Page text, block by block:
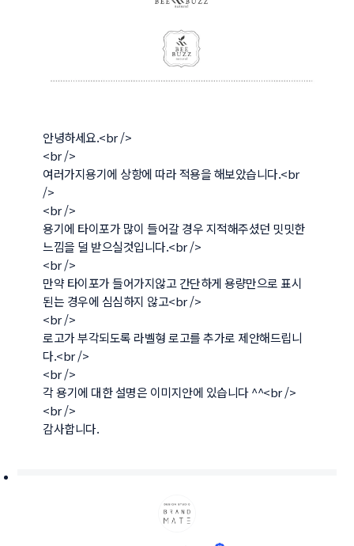
안녕하세요.<br />
<br />
여러가지용기에 상항에 따라 적용을 해보았습니다.<br
/>
<br />
용기에 타이포가 많이 들어갈 경우 지적해주셨던 밋밋한
느낌을 덜 받으실것입니다.<br />
<br />
만약 타이포가 들어가지않고 간단하게 용량만으로 표시
된는 경우에 심심하지 않고<br />
<br />
로고가 부각되도록 라벨형 로고를 추가로 제안해드립니
다.<br />
<br />
각 용기에 대한 설명은 이미지안에 있습니다 ^^<br />
<br />
감사합니다.